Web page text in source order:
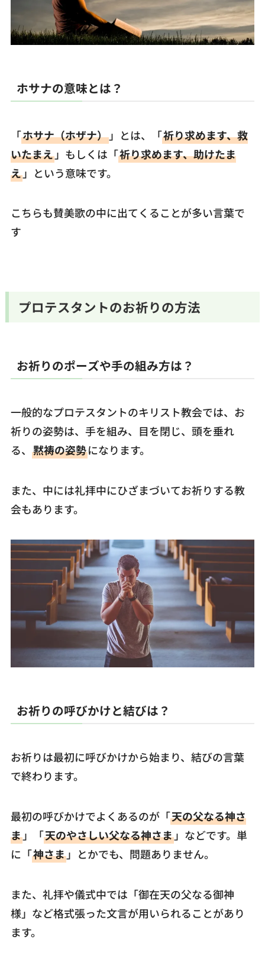
ホサナの意味とは？
「ホサナ（ホザナ）」とは、「祈り求めます、救
いたまえ」もしくは「祈り求めます、助けたま
え」という意味です。
こちらも賛美歌の中に出てくることが多い言葉で
す
プロテスタントのお祈りの方法
お祈りのポーズや手の組み方は？
一般的なプロテスタントのキリスト教会では、お
祈りの姿勢は、手を組み、目を閉じ、頭を垂れ
る、 黙祷の姿勢になります。
また、中には礼拝中にひざまづいてお祈りする教
会もあります。
お祈りの呼びかけと結びは？
お祈りは最初に呼びかけから始まり、結びの言葉
で終わります。
最初の呼びかけでよくあるのが「天の父なる神さ
ま」「天のやさしい父なる神さま」などです。単
に「神さま」とかでも、問題ありません。
また、礼拝や儀式中では「御在天の父なる御神
様」など格式張った文言が用いられることがあり
ます。